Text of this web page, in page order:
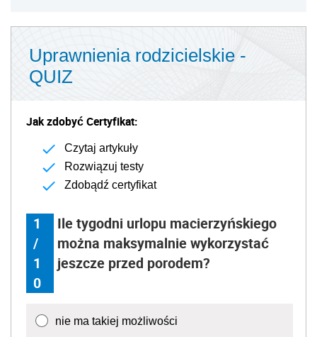
Uprawnienia rodzicielskie -
QUIZ
Jak zdobyć Certyfikat:
Czytaj artykuły
Rozwiązuj testy
Zdobądź certyfikat
1
/
1
0
Ile tygodni urlopu macierzyńskiego
można maksymalnie wykorzystać
jeszcze przed porodem?
nie ma takiej możliwości